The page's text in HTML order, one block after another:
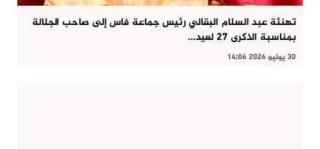
تهنئة عبد السلام البقالي رئيس جماعة فاس إلى صاحب الجلالة
بمناسبة الذكرى 27 لعيد…
30 يوليو 2026 14:06